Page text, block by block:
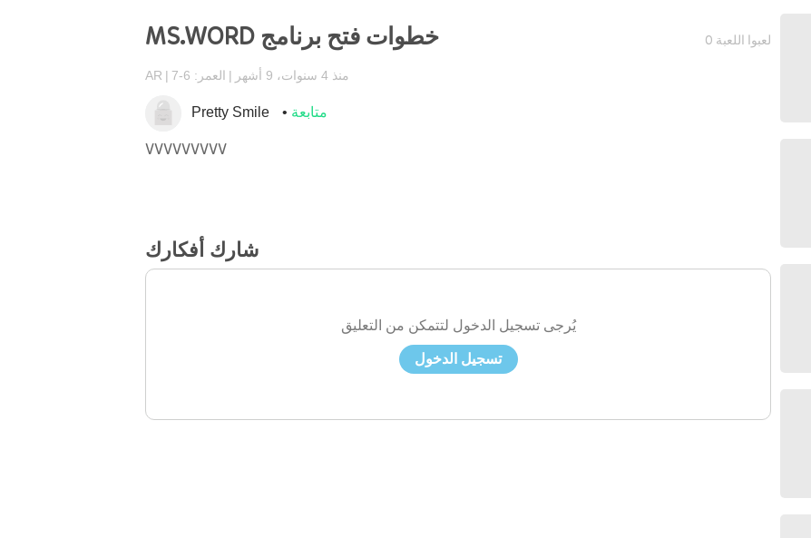
MS.WORD خطوات فتح برنامج 0 لعبوا اللعبة
AR العمر: 6-7 منذ 4 سنوات، 9 أشهر
Pretty Smile متابعة
VVVVVVVVV
شارك أفكارك
يُرجى تسجيل الدخول لتتمكن من التعليق
تسجيل الدخول